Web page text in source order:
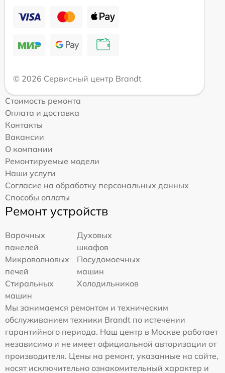
© 2026 Сервисный центр Brandt
Стоимость ремонта
Оплата и доставка
Контакты
Вакансии
О компании
Ремонтируемые модели
Наши услуги
Согласие на обработку персональных данных
Способы оплаты
Ремонт устройств
Варочных
панелей
Духовых
шкафов
Микроволновых
печей
Посудомоечных
машин
Стиральных
машин
Холодильников
Мы занимаемся ремонтом и техническим
обслуживанием техники Brandt по истечении
гарантийного периода. Наш центр в Москве работает
независимо и не имеет официальной авторизации от
производителя. Цены на ремонт, указанные на сайте,
носят исключительно ознакомительный характер и